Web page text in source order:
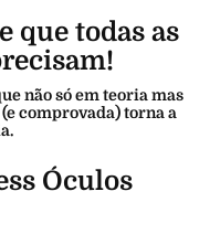
que todas as
não só em teoria mas
comprovada) torna a
Óculos